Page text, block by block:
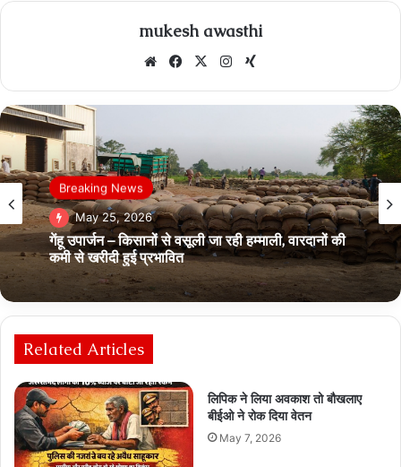
mukesh awasthi
WebsiteFacebook
X Instagram
Breaking News
May 25, 2026
गेंहू उपार्जन – किसानों से वसूली जा रही हम्‍माली, वारदानों की
कमी से खरीदी हुई प्रभावित
Related Articles
लिपिक ने लिया अवकाश तो बौखलाए
बीईओ ने रोक दिया वेतन
May 7, 2026